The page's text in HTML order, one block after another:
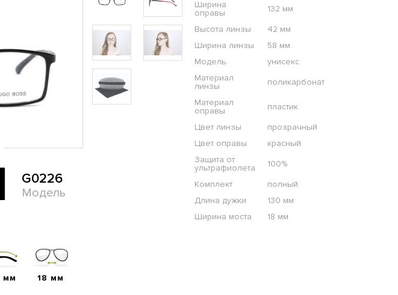
G0226
Модель
Ширина
оправы
132 мм
Высота линзы
42 мм
Ширина линзы
58 мм
Модель
унисекс
Материал
линзы
поликарбонат
Материал
оправы
пластик
Цвет линзы
прозрачный
Цвет оправы
красный
Защита от
ультрафиолета
100%
Комплект
полный
Длина дужки
130 мм
Ширина моста
18 мм
мм 18 мм